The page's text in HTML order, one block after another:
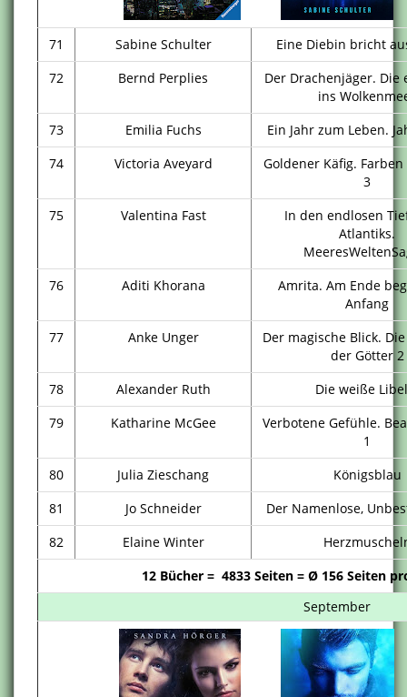
71 Sabine Schulter
Eine Diebin bricht
72
Bernd Perplies
Der Drachenjäger. Die
ins
73
Emilia Fuchs
Ein Jahr zum Leben.
74
Victoria Aveyard
Goldener Käfig.
3
75
Valentina Fast
In den endlosen
Atlantiks.
76
Aditi Khorana
Amrita. Am Ende
Anfang
77
Anke Unger
Der magische Blick.
der Götter 2
78
Alexander Ruth
Die weiße
79
Katharine McGee
Verbotene Gefühle.
1
80
Julia Zieschang
Königsblau
81
Jo Schneider
Der Namenlose,
82
Elaine Winter
12 Bücher = 4833 Seiten = Ø 156 Seiten
September